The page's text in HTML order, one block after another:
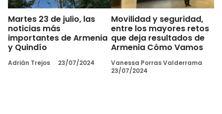
Martes 23 de julio, las
noticias más
importantes de Armenia
y Quindío
Adrián Trejos 23/07/2024
Movilidad y seguridad,
entre los mayores retos
que deja resultados de
Armenia Cómo Vamos
Vanessa Porras Valderrama
23/07/2024